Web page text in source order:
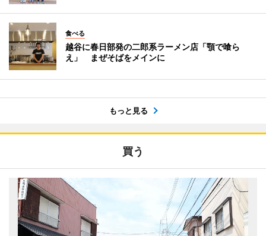
食べる
越谷に春日部発の二郎系ラーメン店「顎で喰ら
え」 まぜそばをメインに
もっと見る
買う